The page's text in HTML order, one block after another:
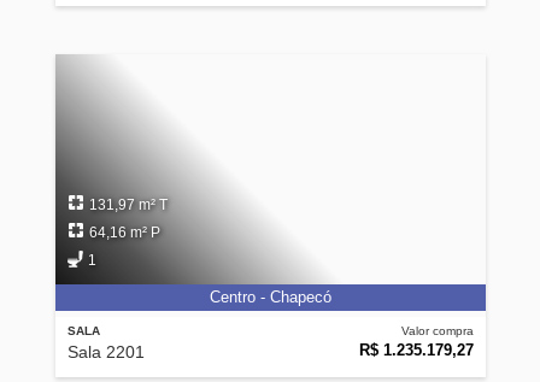
SALA
Sala 2201
Valor compra
R$ 1.235.179,27
131,97 m² T
64,16 m² P
1
Centro - Chapecó